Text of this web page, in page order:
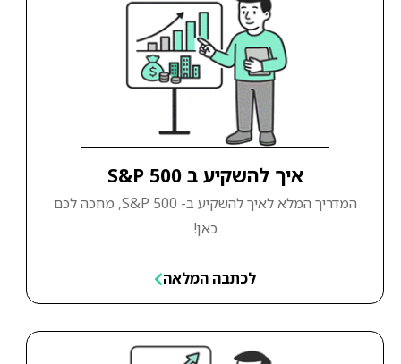
איך להשקיע ב S&P 500
המדריך המלא לאיך להשקיע ב- S&P 500, מחכה לכם
כאן!
לכתבה המלאה